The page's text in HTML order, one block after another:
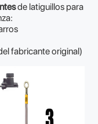
de latiguillos para
fabricante original)